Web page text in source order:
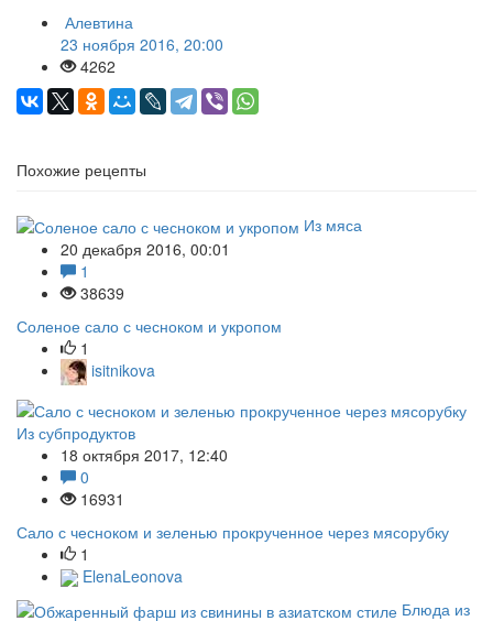
Алевтина
23 ноября 2016, 20:00
4262
Похожие рецепты
Из мяса
20 декабря 2016, 00:01
1
38639
Соленое сало с чесноком и укропом
1
isitnikova
Из субпродуктов
18 октября 2017, 12:40
0
16931
Сало с чесноком и зеленью прокрученное через мясорубку
1
ElenaLeonova
Блюда из